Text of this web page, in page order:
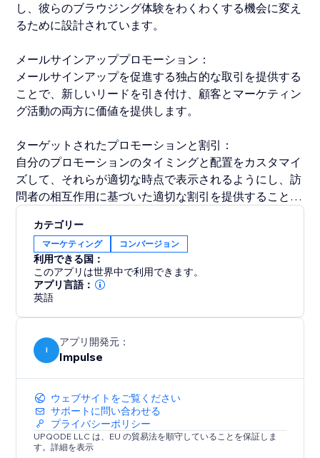
し、彼らのブラウジング体験をわくわくする機会に変え
るために設計されています。
メールサインアッププロモーション：
メールサインアップを促進する独占的な取引を提供する
ことで、新しいリードを引き付け、顧客とマーケティン
グ活動の両方に価値を提供します。
ターゲットされたプロモーションと割引：
自分のプロモーションのタイミングと配置をカスタマイ
ズして、それらが適切な時点で表示されるようにし、訪
問者の相互作用に基づいた適切な割引を提供することで
退店意図プロモーション：
セール機会を逃さないでください。退出意図の技術は、
訪問者が去りかけているときにリードをキャプチャし、
潜在顧客を維持するのに役立ちます。
マーケティング戦略を楽しくインタラクティブにし、製
品の探求を促進し、セールスを向上させ、メールリスト
をストレスなく成長させましょう。
カテゴリー
マーケティング コンバージョン
利用できる国：
このアプリは世界中で利用できます。
アプリ言語：
英語
I
アプリ開発元：
Impulse
ウェブサイトをご覧ください
サポートに問い合わせる
プライバシーポリシー
UPQODE LLC は、EU の貿易法を順守していることを保証しま
す。詳細を表示